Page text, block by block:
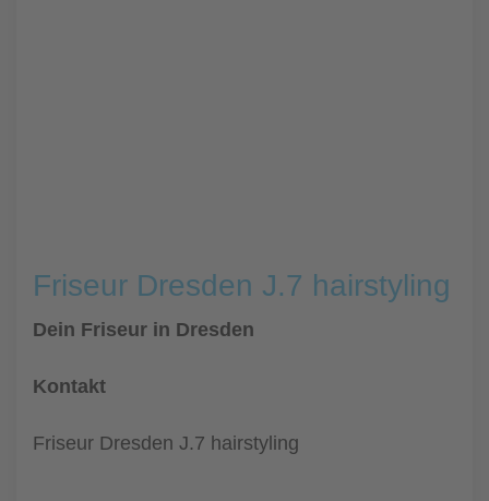
Friseur Dresden J.7 hairstyling
Dein Friseur in Dresden
Kontakt
Friseur Dresden J.7 hairstyling